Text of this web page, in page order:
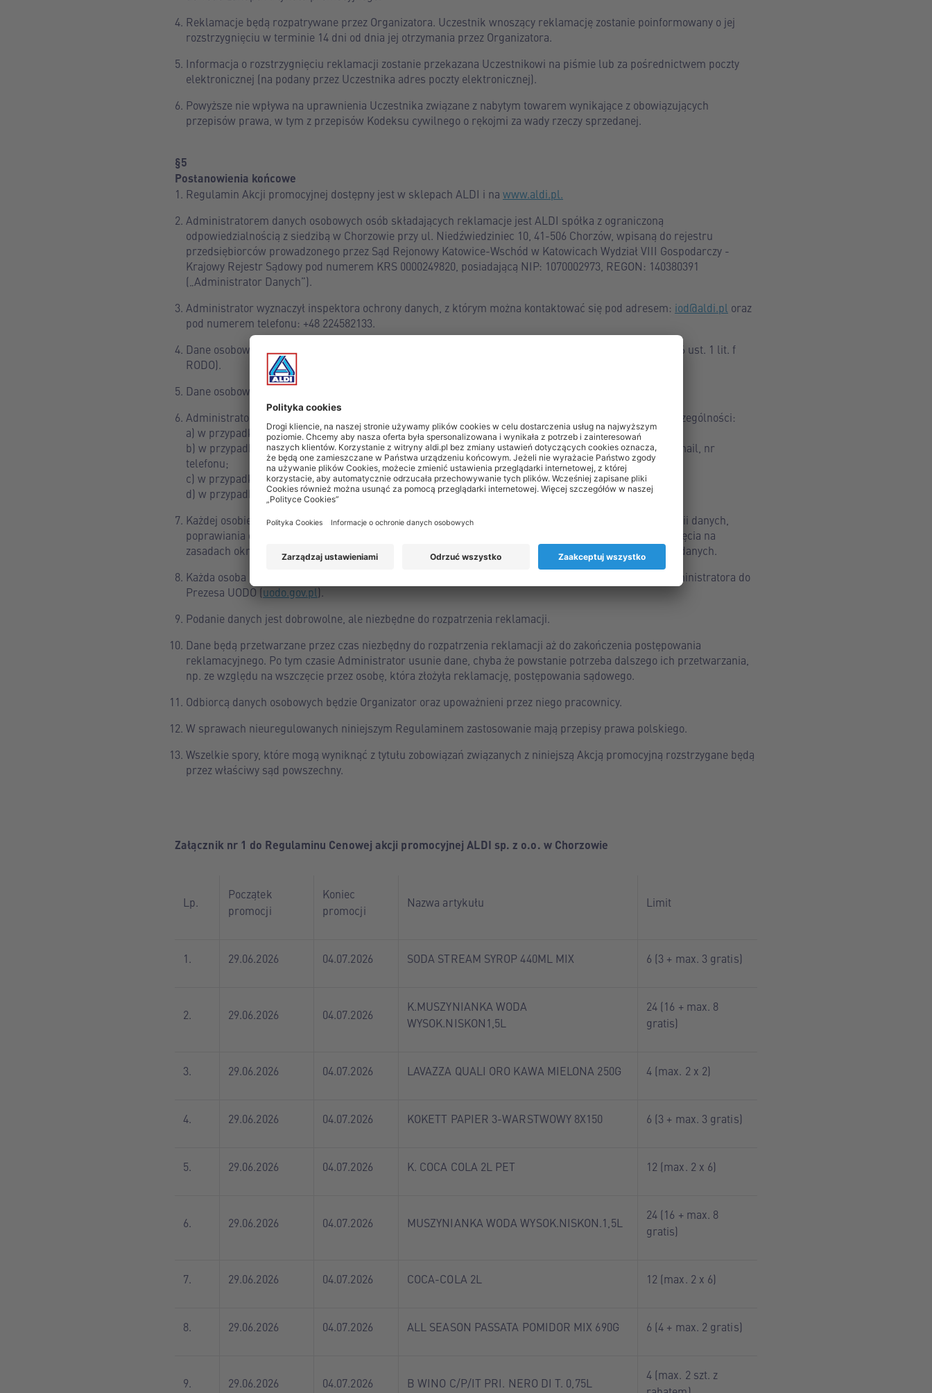
Reklamacje będą rozpatrywane przez Organizatora. Uczestnik wnoszący reklamację zostanie poinformowany o jej
rozstrzygnięciu w terminie 14 dni od dnia jej otrzymania przez Organizatora.
Informacja o rozstrzygnięciu reklamacji zostanie przekazana Uczestnikowi na piśmie lub za pośrednictwem poczty
elektronicznej (na podany przez Uczestnika adres poczty elektronicznej).
Powyższe nie wpływa na uprawnienia Uczestnika związane z nabytym towarem wynikające z obowiązujących
przepisów prawa, w tym z przepisów Kodeksu cywilnego o rękojmi za wady rzeczy sprzedanej.
§5
Postanowienia końcowe
Regulamin Akcji promocyjnej dostępny jest w sklepach ALDI i na www.aldi.pl.
Administratorem danych osobowych osób składających reklamacje jest ALDI spółka z ograniczoną
odpowiedzialnością z siedzibą w Chorzowie przy ul. Niedźwiedziniec 10, 41-506 Chorzów, wpisaną do rejestru
przedsiębiorców prowadzonego przez Sąd Rejonowy Katowice-Wschód w Katowicach Wydział VIII Gospodarczy -
Krajowy Rejestr Sądowy pod numerem KRS 0000249820, posiadającą NIP: 1070002973, REGON: 140380391
(„Administrator Danych”).
Administrator wyznaczył inspektora ochrony danych, z którym można kontaktować się pod adresem: iod@aldi.pl oraz
pod numerem telefonu: +48 224582133.
Dane osobowe będą przetwarzane na podstawie prawnie uzasadnionego interesu Administratora (art. 6 ust. 1 lit. f
RODO).
Dane osobowe będą przetwarzane wyłącznie w celu rozpatrzenia reklamacji.
Administrator będzie przetwarzał wyłącznie dane osobowe przekazane przez podmiot danych, tj. w szczególności:
a) w przypadku, gdy reklamacja będzie złożona pocztą elektroniczną: imię, nazwisko, adres email;
b) w przypadku, gdy reklamacja będzie złożona na formularzu kontaktowym: imię, nazwisko, adres e-mail, nr
telefonu;
c) w przypadku, gdy reklamacja będzie złożona telefonicznie: imię, nazwisko, numer telefonu;
d) w przypadku, gdy reklamacja będzie złożona na piśmie: imię, nazwisko, adres zamieszkania.
Każdej osobie składającej reklamację przysługuje prawo żądania: wglądu w swoje dane, uzyskania kopii danych,
poprawiania danych, sprzeciwu na przetwarzanie, ograniczenia przetwarzania, przeniesienia lub usunięcia na
zasadach określonych w przepisach art. 15-22 RODO. Żądania należy kierować do inspektora ochrony danych.
Każda osoba składająca reklamację może złożyć skargę na sposób przetwarzania jej danych przez Administratora do
Prezesa UODO (uodo.gov.pl).
Podanie danych jest dobrowolne, ale niezbędne do rozpatrzenia reklamacji.
Dane będą przetwarzane przez czas niezbędny do rozpatrzenia reklamacji aż do zakończenia postępowania
reklamacyjnego. Po tym czasie Administrator usunie dane, chyba że powstanie potrzeba dalszego ich przetwarzania,
np. ze względu na wszczęcie przez osobę, która złożyła reklamację, postępowania sądowego.
Odbiorcą danych osobowych będzie Organizator oraz upoważnieni przez niego pracownicy.
W sprawach nieuregulowanych niniejszym Regulaminem zastosowanie mają przepisy prawa polskiego.
Wszelkie spory, które mogą wyniknąć z tytułu zobowiązań związanych z niniejszą Akcją promocyjną rozstrzygane będą
przez właściwy sąd powszechny.
Załącznik nr 1 do Regulaminu Cenowej akcji promocyjnej ALDI sp. z o.o. w Chorzowie
Lp.
Początek
promocji
Koniec
promocji
Nazwa artykułu Limit
1. 29.06.2026 04.07.2026 SODA STREAM SYROP 440ML MIX 6 (3 + max. 3 gratis)
2. 29.06.2026 04.07.2026
K.MUSZYNIANKA WODA
WYSOK.NISKON1,5L
24 (16 + max. 8
gratis)
3. 29.06.2026 04.07.2026 LAVAZZA QUALI ORO KAWA MIELONA 250G 4 (max. 2 x 2)
4. 29.06.2026 04.07.2026 KOKETT PAPIER 3-WARSTWOWY 8X150 6 (3 + max. 3 gratis)
5. 29.06.2026 04.07.2026 K. COCA COLA 2L PET 12 (max. 2 x 6)
6. 29.06.2026 04.07.2026 MUSZYNIANKA WODA WYSOK.NISKON.1,5L
24 (16 + max. 8
gratis)
7. 29.06.2026 04.07.2026 COCA-COLA 2L 12 (max. 2 x 6)
8. 29.06.2026 04.07.2026 ALL SEASON PASSATA POMIDOR MIX 690G 6 (4 + max. 2 gratis)
9. 29.06.2026 04.07.2026 B WINO C/P/IT PRI. NERO DI T. 0,75L
4 (max. 2 szt. z